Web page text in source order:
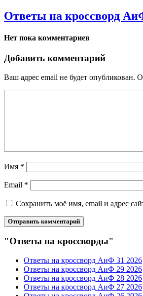
Ответы на кроссворд
Нет пока комментариев
Добавить комментарий
Ваш адрес email не будет опубликован.
Имя *
Email *
Сохранить моё имя, email и адрес
"Ответы на кроссворды"
Ответы на кроссворд АиФ 31 2026
Ответы на кроссворд АиФ 29 2026
Ответы на кроссворд АиФ 28 2026
Ответы на кроссворд АиФ 27 2026